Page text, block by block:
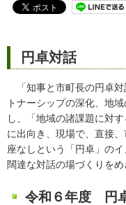
円卓対話
「知事と市町長の円卓対
トナーシップの深化、地
し、「地域の諸課題に対
に出向き、現場で、直接
座なしという「円卓」の
闊達な対話の場づくりを
令和６年度 円